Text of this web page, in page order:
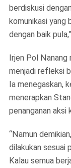
berdiskusi
komunikasi yang
dengan baik
Irjen Pol Nanang
menjadi refleksi
Ia menegaskan,
menerapkan
penanganan aksi
“Namun
dilakukan sesuai
Kalau semua